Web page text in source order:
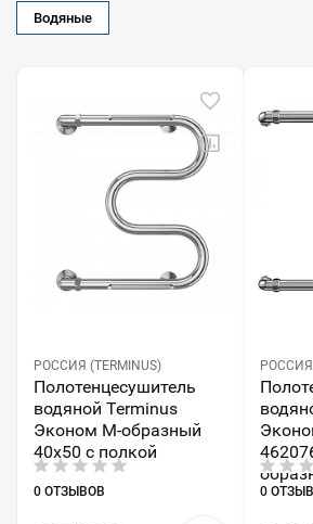
Водяные
РОССИЯ (TERMINUS)
Полотенцесушитель
водяной Terminus
Эконом М-образный
40х50 с полкой
0 ОТЗЫВОВ
РОССИЯ
0